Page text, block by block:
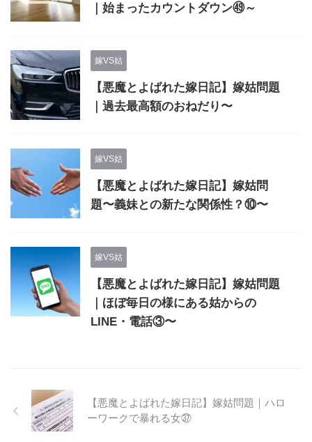
｜始まったカウントダウン㊾～
嫁VS姑
【悪魔とよばれた嫁日記】嫁姑問題
｜過去最高額のおねだり〜
嫁VS姑
【悪魔とよばれた嫁日記】嫁姑問
題〜義妹との新たな関係性？⑩〜
嫁VS姑
【悪魔とよばれた嫁日記】嫁姑問題
｜ほぼ毎日の様にある姑からの
LINE・電話③〜
【悪魔とよばれた嫁日記】嫁姑問題｜ハロ
ーワークで暴れる女㊲